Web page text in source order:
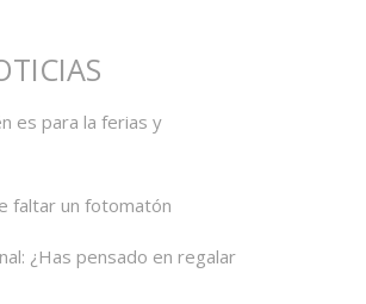
es para la ferias y
faltar un fotomatón
¿Has pensado en regalar